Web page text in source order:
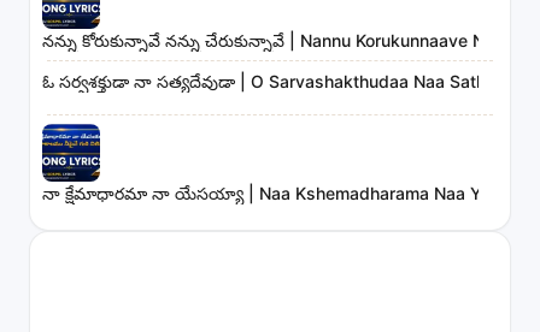
నన్ను కోరుకున్నావే నన్ను చేరుకున్నావే | Nannu Korukunnaave Nannu
ఓ సర్వశక్తుడా నా సత్యదేవుడా | O Sarvashakthudaa Naa
నా క్షేమాధారమా నా యేసయ్యా | Naa Kshemadharama Naa Yesayya